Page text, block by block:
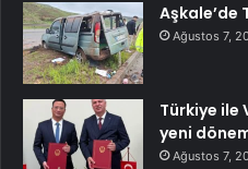
Aşkale’de
Ağustos 7,
Türkiye ile
yeni
Ağustos 7,